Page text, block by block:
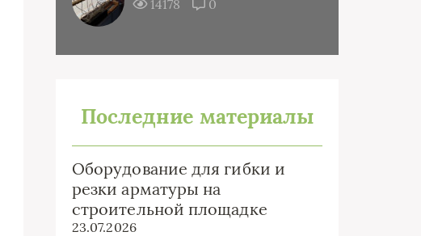
14178 0
Последние материалы
Оборудование для гибки и
резки арматуры на
строительной площадке
23.07.2026